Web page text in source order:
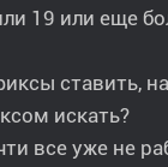
19 или еще
ставить,
искать?
все уже не